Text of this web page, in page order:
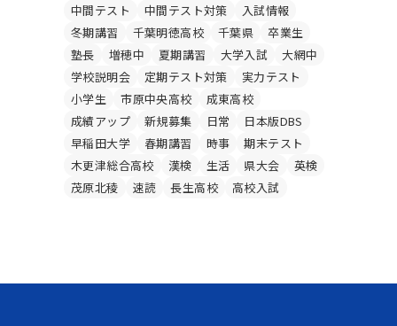
中間テスト
中間テスト対策
入試情報
冬期講習
千葉明徳高校 千葉県
卒業生
塾長
増穂中 夏期講習 大学入試
大網中
学校説明会
定期テスト対策
実力テスト
小学生
市原中央高校
成東高校
成績アップ
新規募集 日常
日本版DBS
早稲田大学
春期講習 時事
期末テスト
木更津総合高校
漢検 生活 県大会
英検
茂原北稜
速読 長生高校 高校入試